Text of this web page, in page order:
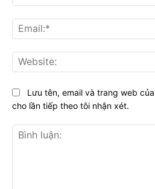
Lưu tên, email và trang web
cho lần tiếp theo tôi nhận xét.